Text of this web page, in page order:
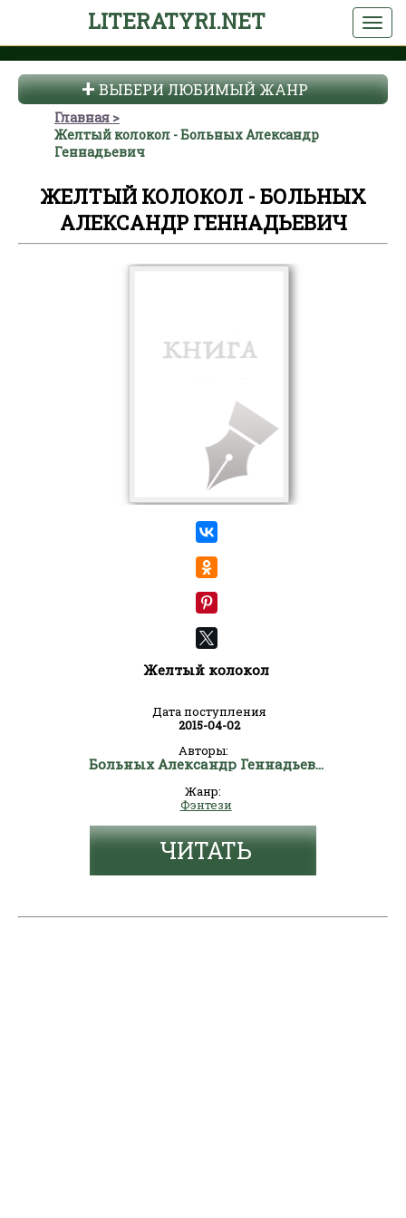
LITERATYRI.NET
ВЫБЕРИ ЛЮБИМЫЙ ЖАНР
Главная
Желтый колокол - Больных Александр
Геннадьевич
ЖЕЛТЫЙ КОЛОКОЛ - БОЛЬНЫХ
АЛЕКСАНДР ГЕННАДЬЕВИЧ
Желтый колокол
Дата поступления
2015-04-02
Авторы:
Больных Александр Геннадьевич
Жанр:
Фэнтези
ЧИТАТЬ